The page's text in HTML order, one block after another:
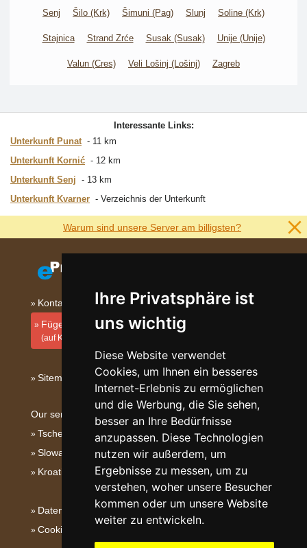
Ihre Privatsphäre ist
uns wichtig
Diese Website verwendet
Cookies, um Ihnen ein besseres
Internet-Erlebnis zu ermöglichen
und die Werbung, die Sie sehen,
besser an Ihre Bedürfnisse
anzupassen. Diese Technologien
nutzen wir außerdem, um
Ergebnisse zu messen, um zu
verstehen, woher unsere Besucher
kommen oder um unsere Website
weiter zu entwickeln.
Senj Šilo (Krk) Šimuni (Pag) Slunj Soline (Krk)
Stajnica Strand Zrće Susak (Susak) Unije (Unije)
Valun (Cres) Veli Lošinj (Lošinj) Zagreb
Interessante Links:
Unterkunft Punat
11 km
Unterkunft Kornić
12 km
Unterkunft Senj
13 km
Unterkunft Kvarner
Verzeichnis der Unterkunft
Warum sind unsere Server am billigsten?
Kontakt
Fügen Sie Ihre Unterkunft hinzu
(auf Kroatisch)
Sitemap
Our servers:
Tschechische Gebirge
Slowakische Gebirge
Kroatien
Datenschutz
Cookies